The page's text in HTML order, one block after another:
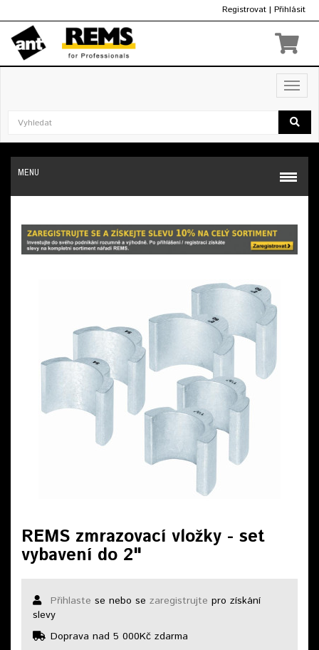
Registrovat | Přihlásit
MENU
REMS zmrazovací vložky - set
vybavení do 2"
Přihlaste se nebo se zaregistrujte pro získání
slevy
Doprava nad 5 000Kč zdarma